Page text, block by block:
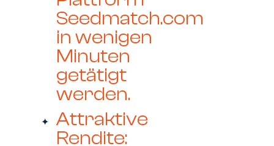
Seedmatch.com
in wenigen
Minuten
getätigt
werden.
Attraktive
Rendite: